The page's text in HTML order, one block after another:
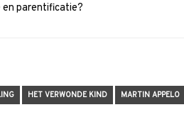
en parentificatie?
HET VERWONDE KIND MARTIN APPELO